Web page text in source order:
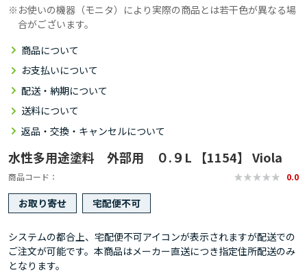
お使いの機器（モニタ）により実際の商品とは若干色が異なる場
合がございます。
商品について
お支払いについて
配送・納期について
送料について
返品・交換・キャンセルについて
水性多用途塗料 外部用 ０.９L 【1154】 Viola
商品コード 0.0
お取り寄せ 宅配便不可
システムの都合上、宅配便不可アイコンが表示されますが配送での
ご注文が可能です。本商品はメーカー直送につき指定住所配送のみ
となります。